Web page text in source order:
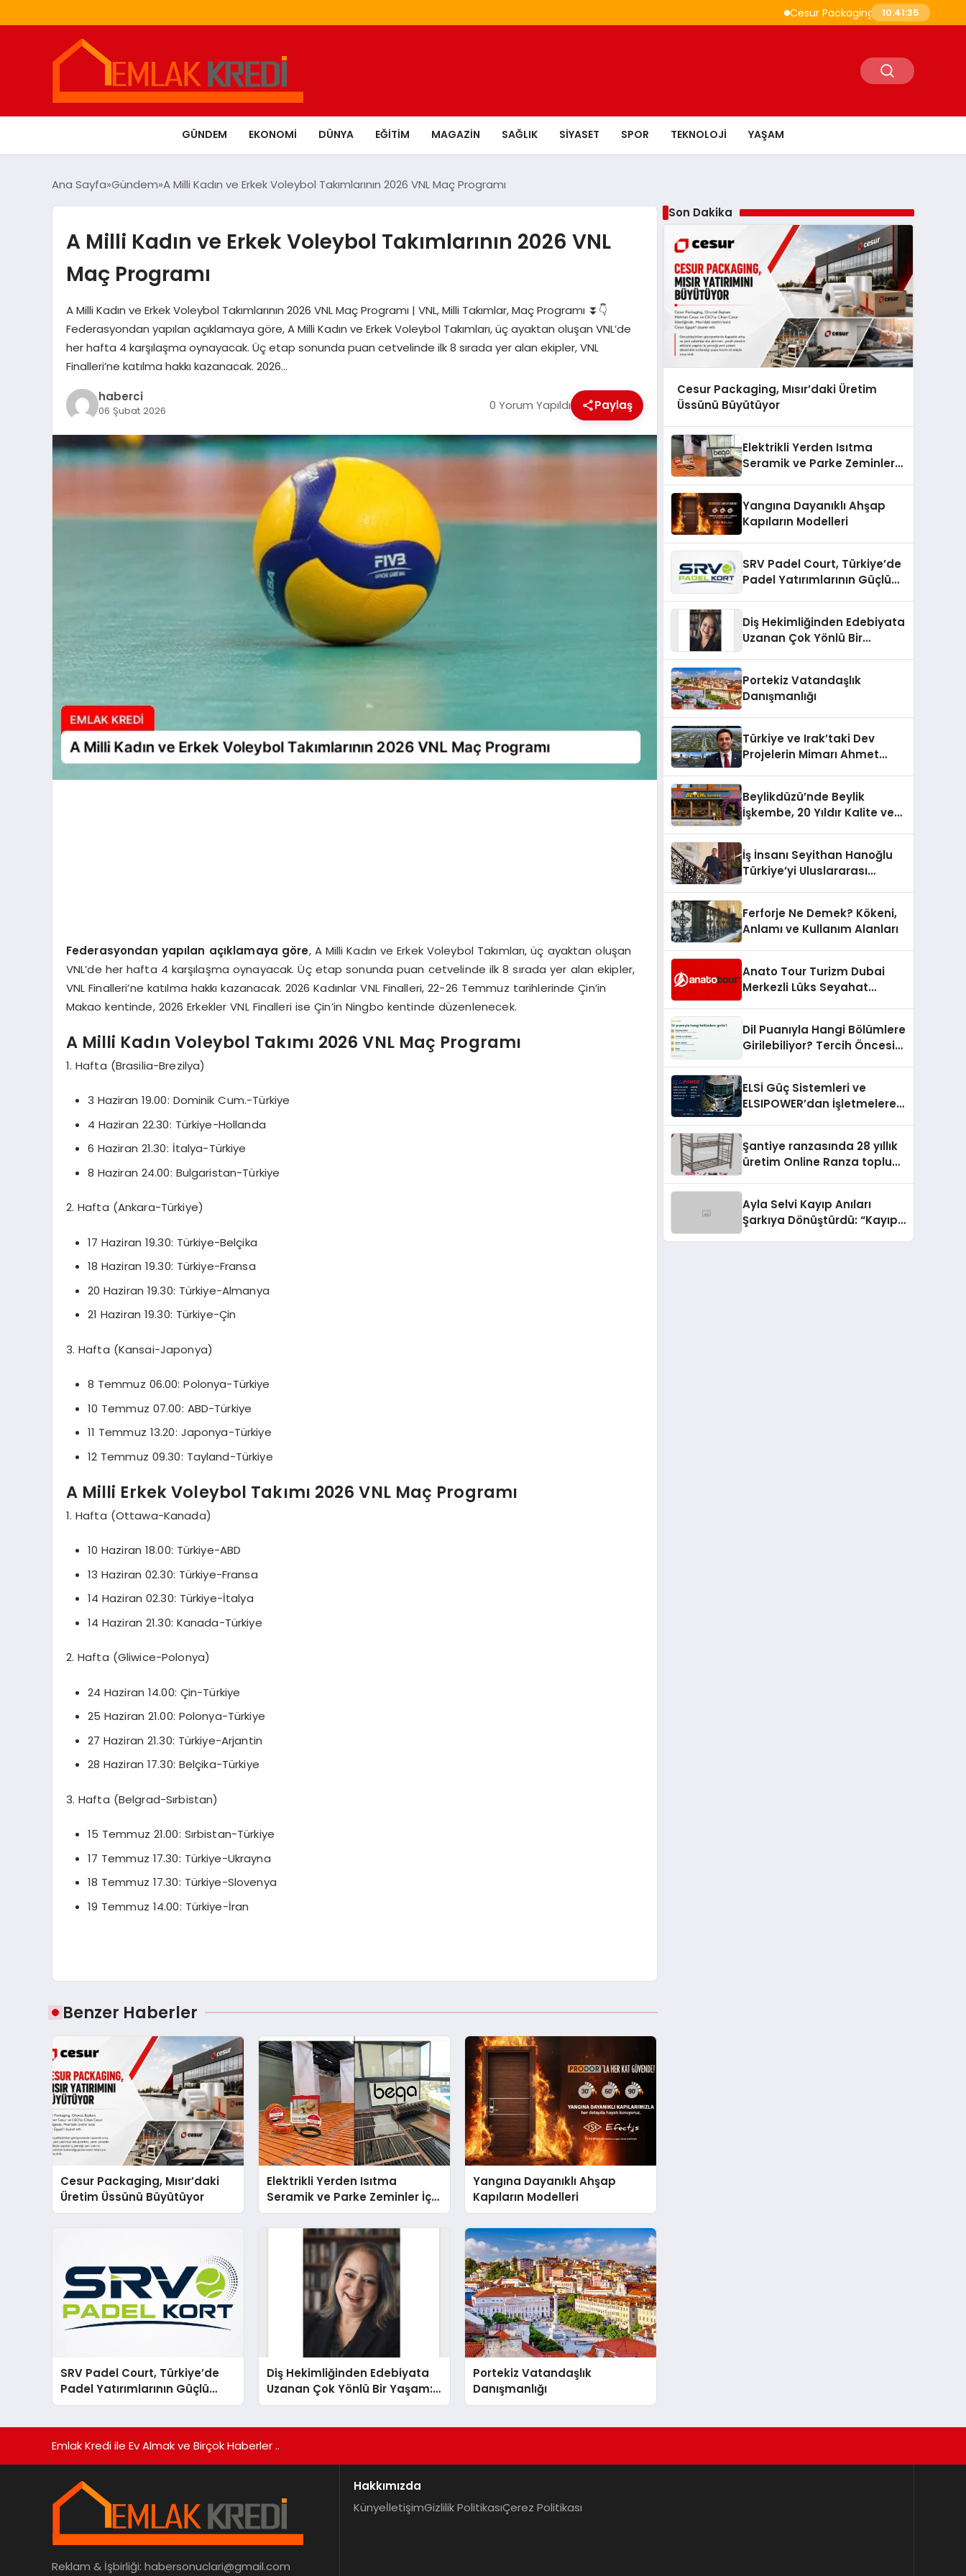
Cesur Packaging, Mısır’daki Üretim
10:41:36
GÜNDEM EKONOMI DÜNYA EĞITIM MAGAZIN SAĞLIK SIYASET SPOR TEKNOLOJI YAŞAM
Ana Sayfa Gündem A Milli Kadın ve Erkek Voleybol Takımlarının 2026 VNL Maç Programı
A Milli Kadın ve Erkek Voleybol Takımlarının 2026 VNL
Maç Programı
A Milli Kadın ve Erkek Voleybol Takımlarının 2026 VNL Maç Programı | VNL, Milli Takımlar, Maç Programı ⏬👇
Federasyondan yapılan açıklamaya göre, A Milli Kadın ve Erkek Voleybol Takımları, üç ayaktan oluşan VNL’de
her hafta 4 karşılaşma oynayacak. Üç etap sonunda puan cetvelinde ilk 8 sırada yer alan ekipler, VNL
Finalleri’ne katılma hakkı kazanacak. 2026…
haberci
06 Şubat 2026 0 Yorum Yapıldı Paylaş
Federasyondan yapılan açıklamaya göre, A Milli Kadın ve Erkek Voleybol Takımları, üç ayaktan oluşan
VNL’de her hafta 4 karşılaşma oynayacak. Üç etap sonunda puan cetvelinde ilk 8 sırada yer alan ekipler,
VNL Finalleri’ne katılma hakkı kazanacak. 2026 Kadınlar VNL Finalleri, 22-26 Temmuz tarihlerinde Çin’in
Makao kentinde, 2026 Erkekler VNL Finalleri ise Çin’in Ningbo kentinde düzenlenecek.
A Milli Kadın Voleybol Takımı 2026 VNL Maç Programı
1. Hafta (Brasilia-Brezilya)
3 Haziran 19.00: Dominik Cum.-Türkiye
4 Haziran 22.30: Türkiye-Hollanda
6 Haziran 21.30: İtalya-Türkiye
8 Haziran 24.00: Bulgaristan-Türkiye
2. Hafta (Ankara-Türkiye)
17 Haziran 19.30: Türkiye-Belçika
18 Haziran 19.30: Türkiye-Fransa
20 Haziran 19.30: Türkiye-Almanya
21 Haziran 19.30: Türkiye-Çin
3. Hafta (Kansai-Japonya)
8 Temmuz 06.00: Polonya-Türkiye
10 Temmuz 07.00: ABD-Türkiye
11 Temmuz 13.20: Japonya-Türkiye
12 Temmuz 09.30: Tayland-Türkiye
A Milli Erkek Voleybol Takımı 2026 VNL Maç Programı
1. Hafta (Ottawa-Kanada)
10 Haziran 18.00: Türkiye-ABD
13 Haziran 02.30: Türkiye-Fransa
14 Haziran 02.30: Türkiye-İtalya
14 Haziran 21.30: Kanada-Türkiye
2. Hafta (Gliwice-Polonya)
24 Haziran 14.00: Çin-Türkiye
25 Haziran 21.00: Polonya-Türkiye
27 Haziran 21.30: Türkiye-Arjantin
28 Haziran 17.30: Belçika-Türkiye
3. Hafta (Belgrad-Sırbistan)
15 Temmuz 21.00: Sırbistan-Türkiye
17 Temmuz 17.30: Türkiye-Ukrayna
18 Temmuz 17.30: Türkiye-Slovenya
19 Temmuz 14.00: Türkiye-İran
Benzer Haberler
Cesur Packaging, Mısır’daki
Üretim Üssünü Büyütüyor
Elektrikli Yerden Isıtma
Seramik ve Parke Zeminler İçin
En Verimli Çözümler
Yangına Dayanıklı Ahşap
Kapıların Modelleri
SRV Padel Court, Türkiye’de
Padel Yatırımlarının Güçlü
Markası Olmayı Sürdürüyor
Diş Hekimliğinden Edebiyata
Uzanan Çok Yönlü Bir Yaşam:
Yeşim Şahin Yaman
Portekiz Vatandaşlık
Danışmanlığı
Son Dakika
Cesur Packaging, Mısır’daki Üretim
Üssünü Büyütüyor
Elektrikli Yerden Isıtma
Seramik ve Parke Zeminler
Yangına Dayanıklı Ahşap
Kapıların Modelleri
SRV Padel Court, Türkiye’de
Padel Yatırımlarının Güçlü
Diş Hekimliğinden Edebiyata
Uzanan Çok Yönlü Bir
Portekiz Vatandaşlık
Danışmanlığı
Türkiye ve Irak’taki Dev
Projelerin Mimarı Ahmet
Holding Industrial City”
Projesini Hayata Geçirecek
Beylikdüzü’nde Beylik
İşkembe, 20 Yıldır Kalite ve
İş İnsanı Seyithan Hanoğlu
Türkiye’yi Uluslararası
Ferforje Ne Demek? Kökeni,
Anlamı ve Kullanım Alanları
Anato Tour Turizm Dubai
Merkezli Lüks Seyahat
Dil Puanıyla Hangi Bölümlere
Girilebiliyor? Tercih Öncesi
ELSİ Güç Sistemleri ve
ELSIPOWER’dan İşletmelere
Şantiye ranzasında 28 yıllık
üretim Online Ranza toplu
Ayla Selvi Kayıp Anıları
Şarkıya Dönüştürdü: “Kayıp
Emlak Kredi ile Ev Almak ve Birçok Haberler ..
Reklam & İşbirliği: habersonuclari@gmail.com
Hakkımızda
KünyeİletişimGizlilik PolitikasıÇerez Politikası